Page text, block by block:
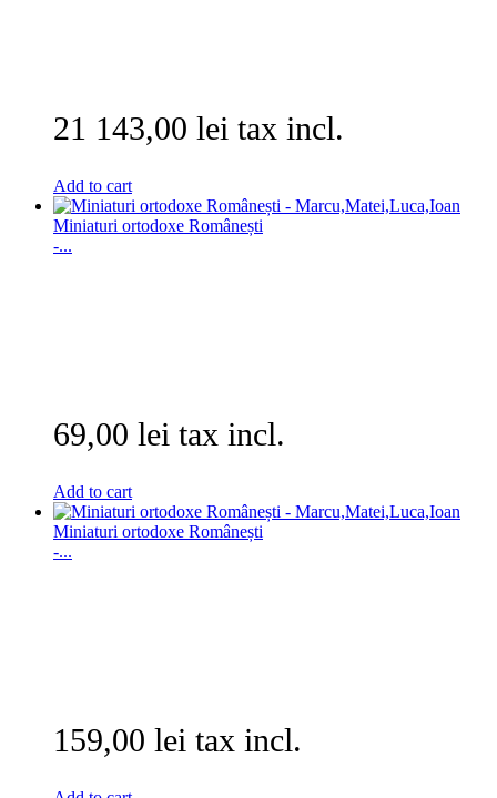
21 143,00 lei tax incl.
Add to cart
Miniaturi ortodoxe Românești
-...
69,00 lei tax incl.
Add to cart
Miniaturi ortodoxe Românești
-...
159,00 lei tax incl.